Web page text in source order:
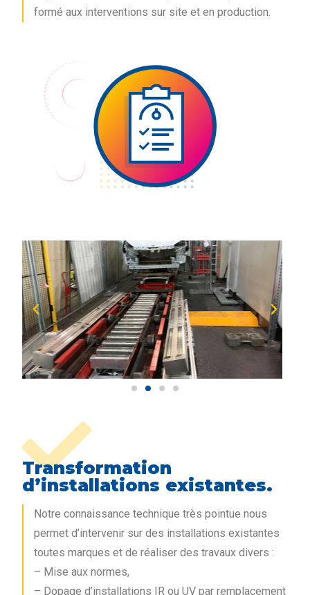
formé aux interventions sur site et en production.
Transformation
d’installations existantes.
Notre connaissance technique très pointue nous
permet d’intervenir sur des installations existantes
toutes marques et de réaliser des travaux divers :
– Mise aux normes,
– Dopage d’installations IR ou UV par remplacement